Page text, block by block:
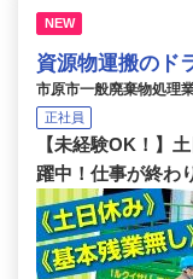
NEW
資源物運搬のド
市原市一般廃棄物処理
正社員
【未経験OK！】
躍中！仕事が終わ